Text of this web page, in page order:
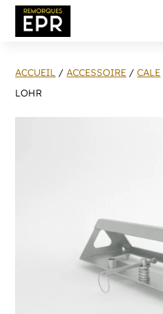
ACCUEIL /ACCESSOIRE /CALE
LOHR